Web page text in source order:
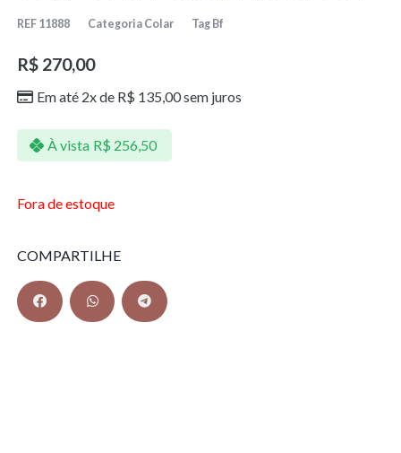
REF 11888 Categoria Colar Tag Bf
R$270,00
Em até 2x de R$ 135,00sem juros
À vista R$ 256,50
Fora de estoque
COMPARTILHE